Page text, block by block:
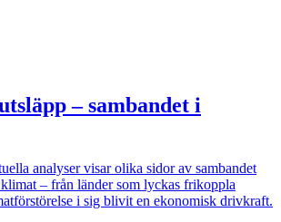
– sambandet i
analyser visar olika sidor av sambandet
– från länder som lyckas frikoppla
i sig blivit en ekonomisk drivkraft.